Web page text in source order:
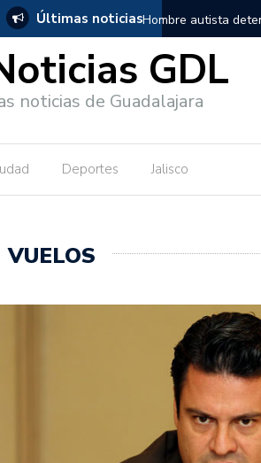
Últimas noticias
sin lesiones graves Títeres gigantes
GDL
noticias de Guadalajara
Deportes Jalisco
VUELOS